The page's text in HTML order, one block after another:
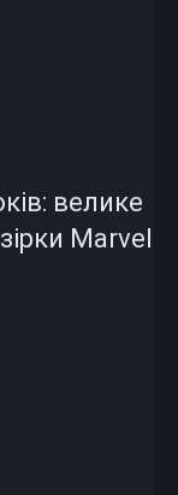
велике
Marvel